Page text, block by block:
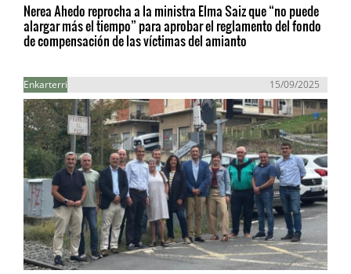
Nerea Ahedo reprocha a la ministra Elma Saiz que “no puede
alargar más el tiempo” para aprobar el reglamento del fondo
de compensación de las víctimas del amianto
Enkarterri 15/09/2025